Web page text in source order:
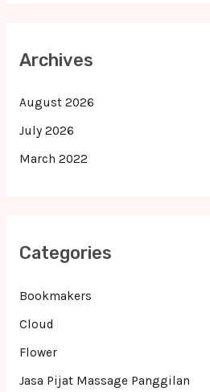
Archives
August 2026
July 2026
March 2022
Categories
Bookmakers
Cloud
Flower
Jasa Pijat Massage Panggilan